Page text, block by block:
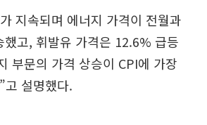
지속되며 에너지 가격이 전월과
고, 휘발유 가격은 12.6% 급등
부문의 가격 상승이 CPI에 가장
고 설명했다.